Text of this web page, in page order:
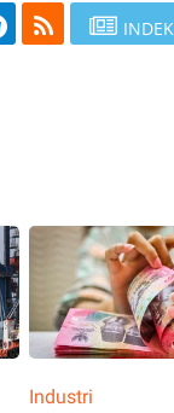
Industri